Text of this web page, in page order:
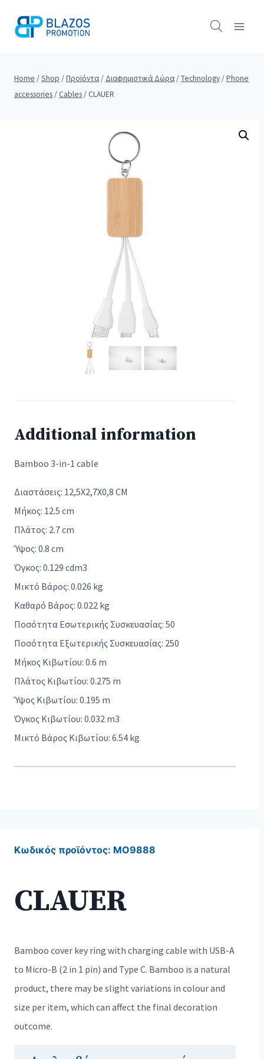
Home /Shop /Προϊόντα / Διαφημιστικά Δώρα /Technology /Phone
accessories /Cables /CLAUER
Additional information
Bamboo 3-in-1 cable
Διαστάσεις: 12,5X2,7X0,8 CM
Μήκος: 12.5 cm
Πλάτος: 2.7 cm
Ύψος: 0.8 cm
Όγκος: 0.129 cdm3
Μικτό Βάρος: 0.026 kg
Καθαρό Βάρος: 0.022 kg
Ποσότητα Εσωτερικής Συσκευασίας: 50
Ποσότητα Εξωτερικής Συσκευασίας: 250
Μήκος Κιβωτίου: 0.6 m
Πλάτος Κιβωτίου: 0.275 m
Ύψος Κιβωτίου: 0.195 m
Όγκος Κιβωτίου: 0.032 m3
Μικτό Βάρος Κιβωτίου: 6.54 kg
Κωδικός προϊόντος: MO9888
CLAUER
Bamboo cover key ring with charging cable with USB-A
to Micro-B (2 in 1 pin) and Type C. Bamboo is a natural
product, there may be slight variations in colour and
size per item, which can affect the final decoration
outcome.